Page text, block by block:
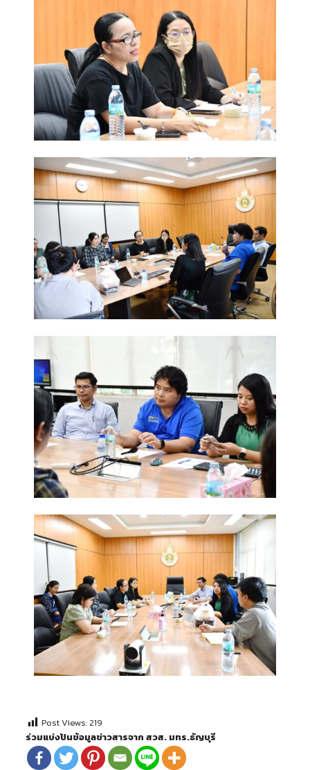
Post Views:219
ร่วมแบ่งปันข้อมูลข่าวสารจาก สวส. มทร.ธัญบุรี